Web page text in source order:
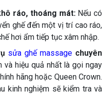
ráo, thoáng mát:Nếu có
ghế đến một vị trí cao ráo,
hơi ẩm tiếp tục xâm nhập.
sửa ghế massage chuyên
và hiệu quả nhất là gọi ngay
hãng hoặc Queen Crown.
kinh nghiệm sẽ kiểm tra và